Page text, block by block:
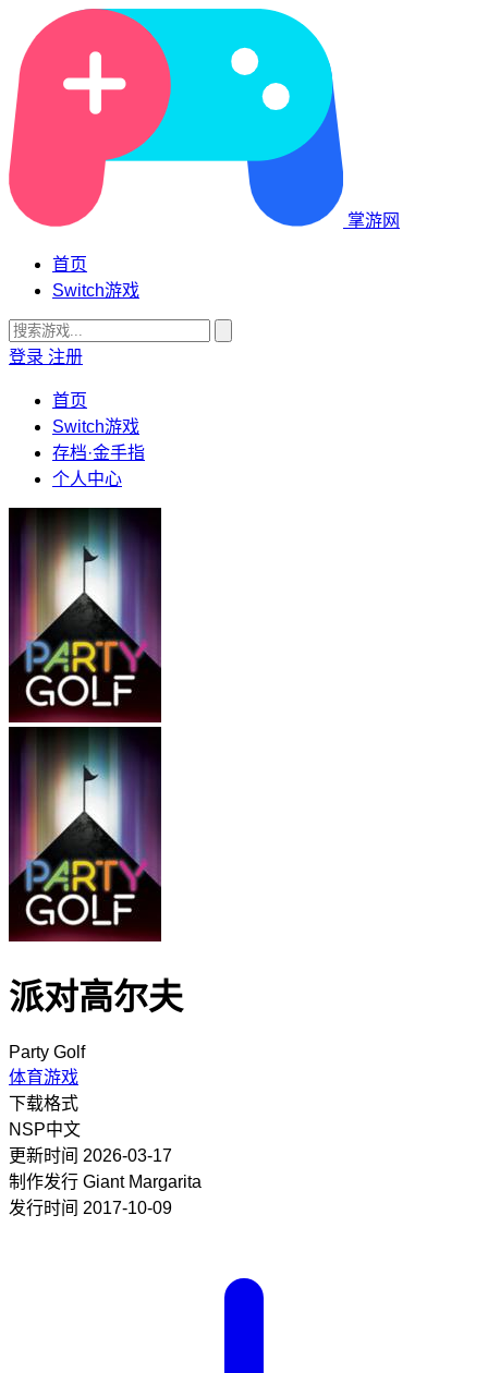
掌游网
首页
Switch游戏
登录 注册
首页
Switch游戏
存档·金手指
个人中心
派对高尔夫
Party Golf
体育游戏
下载格式
NSP中文
更新时间 2026-03-17
制作发行 Giant Margarita
发行时间 2017-10-09